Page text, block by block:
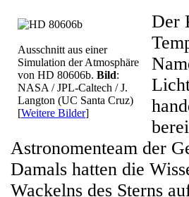
Ausschnitt aus einer
Simulation der Atmosphäre
von HD 80606b. Bild:
NASA / JPL-Caltech / J.
Langton (UC Santa Cruz)
[Weitere Bilder]
Der
Astronomenteam der
Damals hatten die
Wackelns des Sterns